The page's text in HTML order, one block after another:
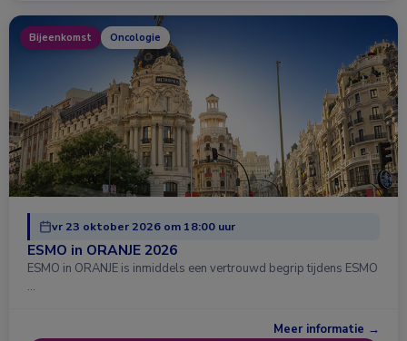
Bijeenkomst Oncologie
vr 23 oktober 2026 om 18:00 uur
ESMO in ORANJE 2026
ESMO in ORANJE is inmiddels een vertrouwd begrip tijdens ESMO
…
Meer informatie →